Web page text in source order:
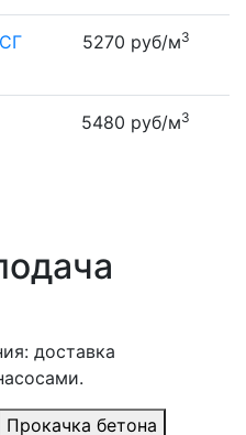
5270 руб/м3
5480 руб/м3
доставка
Прокачка бетона